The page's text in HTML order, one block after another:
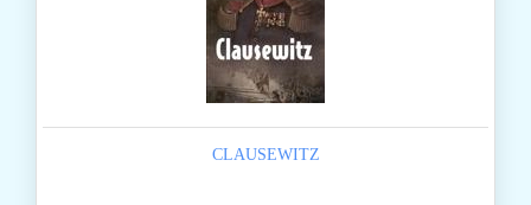
CLAUSEWITZ